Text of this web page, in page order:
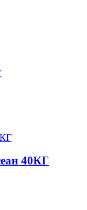
40КГ